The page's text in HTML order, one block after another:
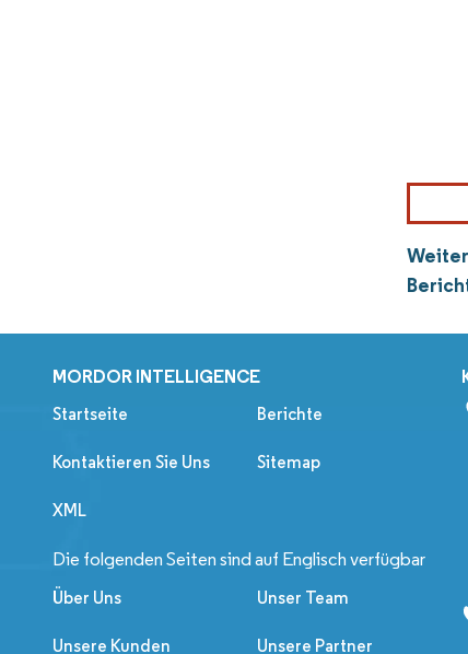
MORDOR INTELLIGENCE
Startseite Berichte
Kontaktieren Sie Uns Sitemap
XML
Die folgenden Seiten sind auf Englisch verfügbar
Über Uns Unser Team
Unsere Kunden Unsere Partner